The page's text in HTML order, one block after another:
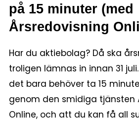
på 15 minuter (med
Årsredovisning
Har du aktiebolag? Då ska
troligen lämnas in innan 31
det bara behöver ta 15
genom den smidiga tjänsten
Online, och att du kan få all